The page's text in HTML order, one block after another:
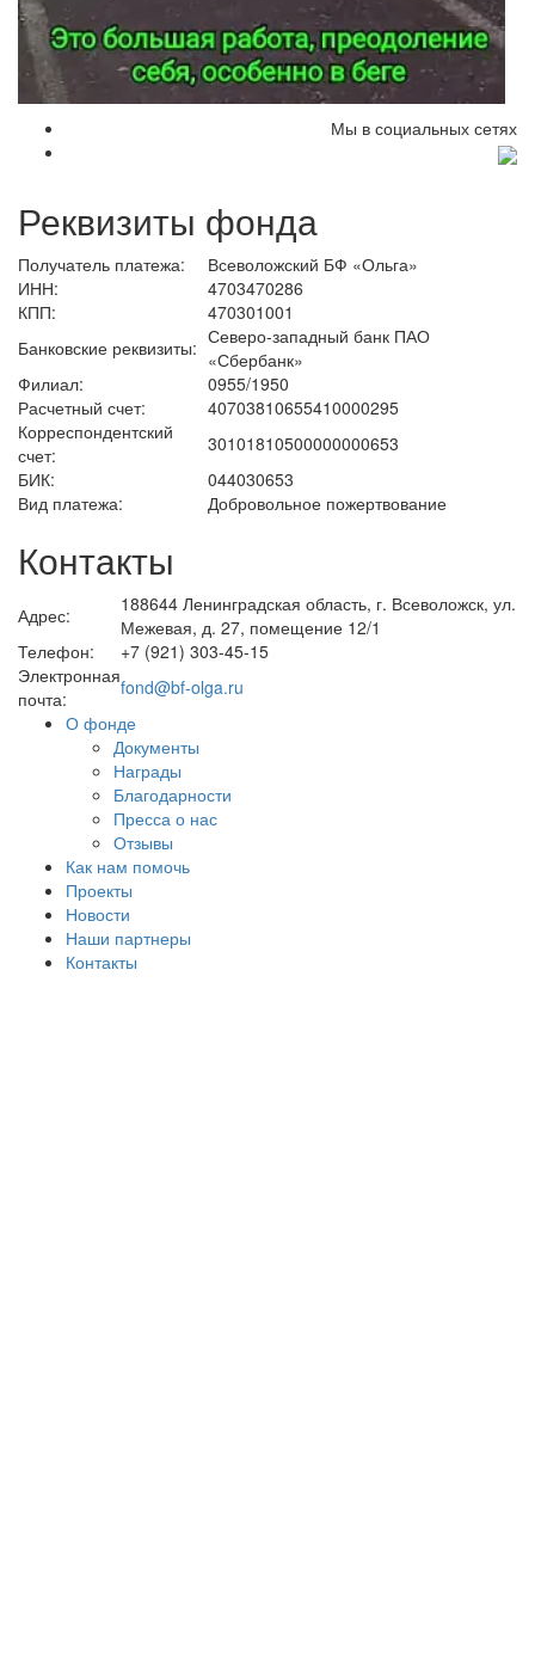
Мы в социальных сетях
Реквизиты фонда
Получатель платежа:
Всеволожский БФ «Ольга»
ИНН:
4703470286
КПП:
470301001
Банковские реквизиты: Северо-западный банк ПАО
«Сбербанк»
Филиал:
0955/1950
Расчетный счет:
40703810655410000295
Корреспондентский
счет:
30101810500000000653
БИК:
044030653
Вид платежа:
Добровольное пожертвование
Контакты
Адрес:
188644 Ленинградская область, г. Всеволожск, ул.
Межевая, д. 27, помещение 12/1
Телефон:
+7 (921) 303-45-15
Электронная
почта:
fond@bf-olga.ru
О фонде
Документы
Награды
Благодарности
Пресса о нас
Отзывы
Как нам помочь
Проекты
Новости
Наши партнеры
Контакты